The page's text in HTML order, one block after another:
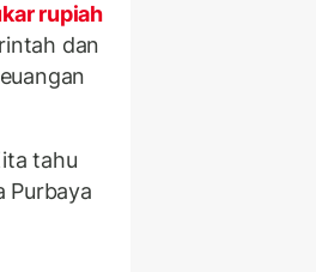
rupiah
dan
tahu
Purbaya